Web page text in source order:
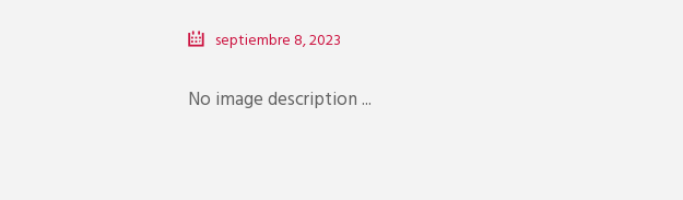
septiembre 8, 2023
No image description ...